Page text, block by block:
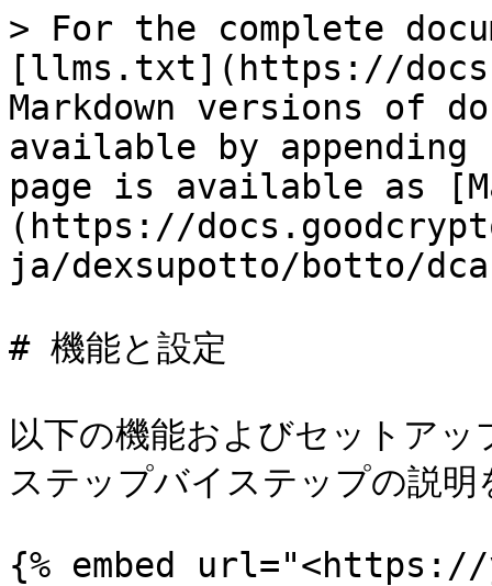
> For the complete
[llms.txt](https://
Markdown versions of
available by
page is available as
(https://
ja/dexsupotto/botto/
# 機能と設定
以下の機能およびセットア
ステップバイステップの説
{% embed url="<https://